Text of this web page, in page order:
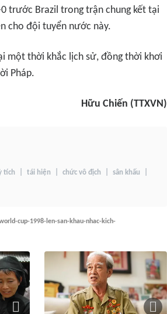
trước Brazil trong trận chung kết tại
cho đội tuyển nước này.
một thời khắc lịch sử, đồng thời khơi
Pháp.
Hữu Chiến (TTXVN)
tích tái hiện chức vô địch sân khấu
cup-1998-len-san-khau-nhac-kich-